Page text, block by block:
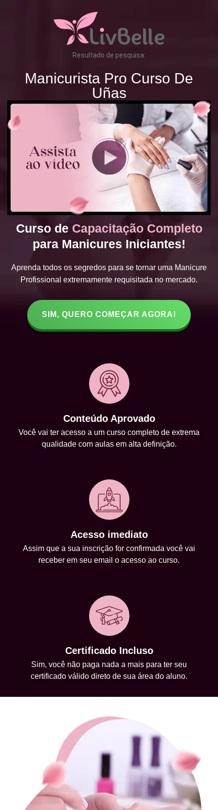
Resultado de pesquisa:
Manicurista Pro Curso De
Uñas
Curso de Capacitação Completo
para Manicures Iniciantes!
Aprenda todos os segredos para se tornar uma Manicure
Profissional extremamente requisitada no mercado.
SIM, QUERO COMEÇAR AGORA!
Conteúdo Aprovado
Você vai ter acesso a um curso completo de extrema
qualidade com aulas em alta definição.
Acesso imediato
Assim que a sua inscrição for confirmada você vai
receber em seu email o acesso ao curso.
Certificado Incluso
Sim, você não paga nada a mais para ter seu
certificado válido direto de sua área do aluno.